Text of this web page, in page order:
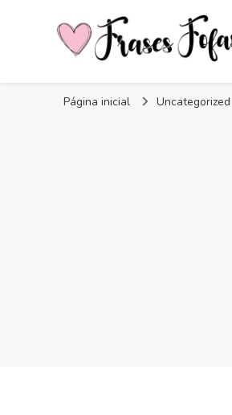
Frases Fofas
Página inicial Uncategorized